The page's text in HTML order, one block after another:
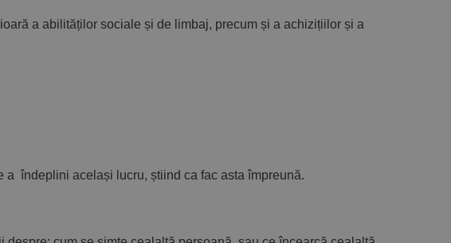
a abilităților sociale și de limbaj, precum și a achizițiilor și a
același lucru, știind ca fac asta împreună.